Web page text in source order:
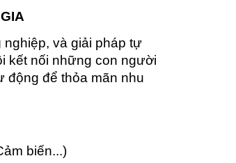
nghiệp, và giải pháp tự
kết nối những con người
động để thỏa mãn nhu
biến...)